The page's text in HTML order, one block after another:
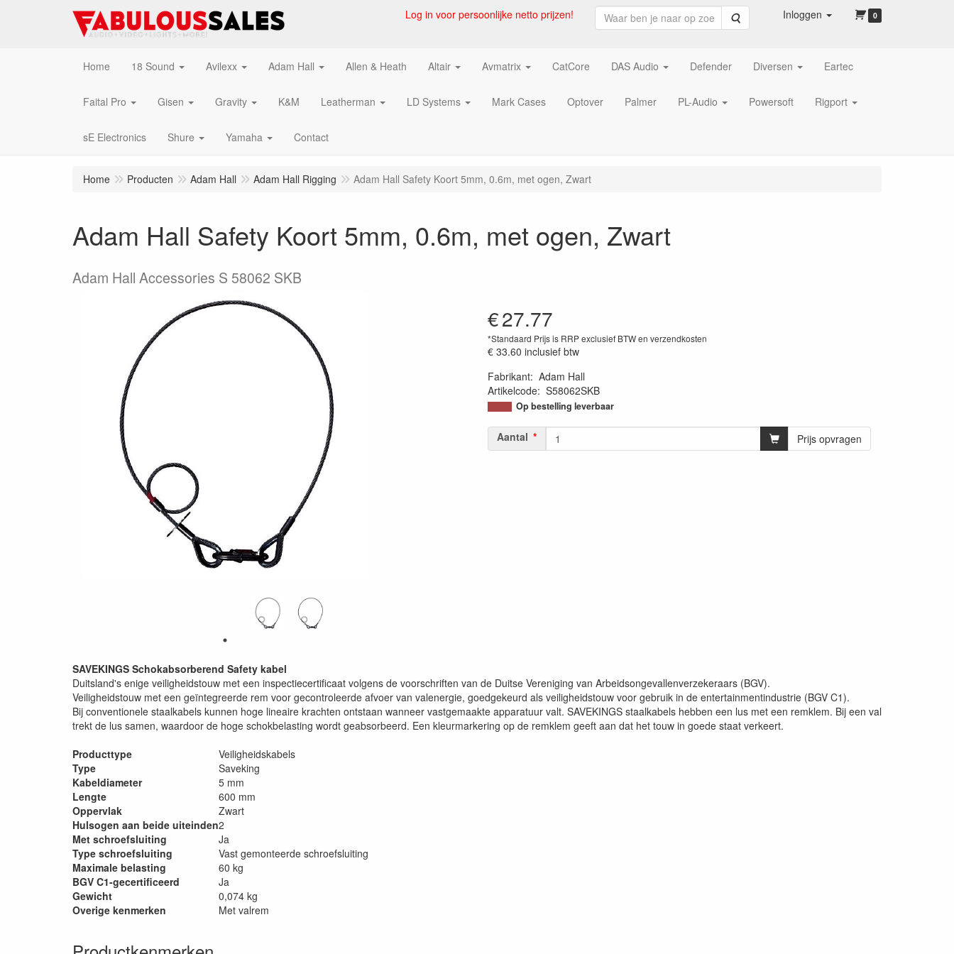
Log in voor persoonlijke netto prijzen! Zoeken Inloggen 0
Home 18 Sound Avilexx Adam Hall Allen & Heath Altair Avmatrix CatCore DAS Audio Defender Diversen Eartec
Faital Pro Gisen Gravity K&M Leatherman LD Systems Mark Cases Optover Palmer PL-Audio Powersoft Rigport
sE Electronics Shure Yamaha Contact
Home Producten Adam Hall Adam Hall Rigging Adam Hall Safety Koort 5mm, 0.6m, met ogen, Zwart
Adam Hall Safety Koort 5mm, 0.6m, met ogen, Zwart
Adam Hall Accessories S 58062 SKB
€27.77
*Standaard Prijs is RRP exclusief BTW en verzendkosten
€ 33.60 inclusief btw
Fabrikant: Adam Hall
Artikelcode: S58062SKB
Op bestelling leverbaar
Aantal Prijs opvragen
SAVEKINGS Schokabsorberend Safety kabel
Duitsland's enige veiligheidstouw met een inspectiecertificaat volgens de voorschriften van de Duitse Vereniging van Arbeidsongevallenverzekeraars (BGV).
Veiligheidstouw met een geïntegreerde rem voor gecontroleerde afvoer van valenergie, goedgekeurd als veiligheidstouw voor gebruik in de entertainmentindustrie (BGV C1).
Bij conventionele staalkabels kunnen hoge lineaire krachten ontstaan wanneer vastgemaakte apparatuur valt. SAVEKINGS staalkabels hebben een lus met een remklem. Bij een val
trekt de lus samen, waardoor de hoge schokbelasting wordt geabsorbeerd. Een kleurmarkering op de remklem geeft aan dat het touw in goede staat verkeert.
Producttype
Veiligheidskabels
Type
Saveking
Kabeldiameter
5 mm
Lengte
600 mm
Oppervlak
Zwart
Hulsogen aan beide uiteinden2
Met schroefsluiting
Ja
Type schroefsluiting
Vast gemonteerde schroefsluiting
Maximale belasting
60 kg
BGV C1-gecertificeerd
Ja
Gewicht
0,074 kg
Overige kenmerken
Met valrem